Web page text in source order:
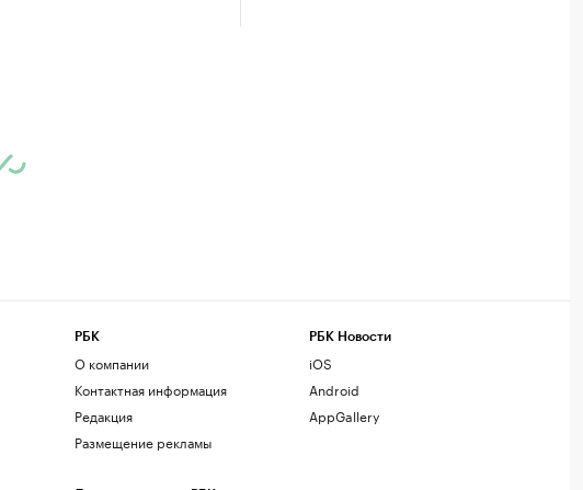
РБК
О компании
Контактная информация
Редакция
Размещение рекламы
РБК Новости
iOS
Android
AppGallery